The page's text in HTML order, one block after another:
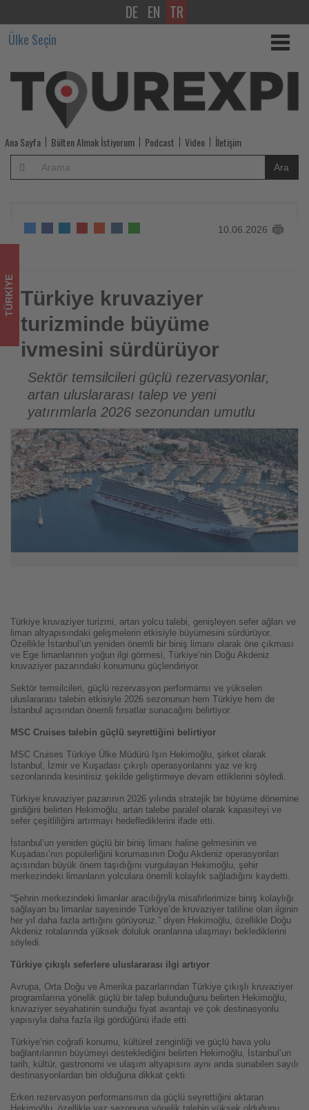
Türkiye
kruvaziyer
turizminde
büyüme
ivmesini
sürdürüyor
Tourexpi,
sizler
için
turizmde
olup
bitenleri
takip
ediyor!
DE EN TR
Ülke Seçin
Ana Sayfa Bülten Almak İstiyorum Podcast Video İletişim
Ara
10.06.2026
Türkiye kruvaziyer turizminde büyüme ivmesini sürdürüyor
TÜRKIYE Türkiye kruvaziyer
turizminde büyüme
ivmesini sürdürüyor
Sektör temsilcileri güçlü rezervasyonlar,
artan uluslararası talep ve yeni
yatırımlarla 2026 sezonundan umutlu
Türkiye kruvaziyer turizmi, artan yolcu talebi, genişleyen sefer ağları ve
liman altyapısındaki gelişmelerin etkisiyle büyümesini sürdürüyor.
Özellikle İstanbul’un yeniden önemli bir biniş limanı olarak öne çıkması
ve Ege limanlarının yoğun ilgi görmesi, Türkiye’nin Doğu Akdeniz
kruvaziyer pazarındaki konumunu güçlendiriyor.
Sektör temsilcileri, güçlü rezervasyon performansı ve yükselen
uluslararası talebin etkisiyle 2026 sezonunun hem Türkiye hem de
İstanbul açısından önemli fırsatlar sunacağını belirtiyor.
MSC Cruises talebin güçlü seyrettiğini belirtiyor
MSC Cruises Türkiye Ülke Müdürü Işın Hekimoğlu, şirket olarak
İstanbul, İzmir ve Kuşadası çıkışlı operasyonlarını yaz ve kış
sezonlarında kesintisiz şekilde geliştirmeye devam ettiklerini söyledi.
Türkiye kruvaziyer pazarının 2026 yılında stratejik bir büyüme dönemine
girdiğini belirten Hekimoğlu, artan talebe paralel olarak kapasiteyi ve
sefer çeşitliliğini artırmayı hedeflediklerini ifade etti.
İstanbul’un yeniden güçlü bir biniş limanı haline gelmesinin ve
Kuşadası’nın popülerliğini korumasının Doğu Akdeniz operasyonları
açısından büyük önem taşıdığını vurgulayan Hekimoğlu, şehir
merkezindeki limanların yolculara önemli kolaylık sağladığını kaydetti.
“Şehrin merkezindeki limanlar aracılığıyla misafirlerimize biniş kolaylığı
sağlayan bu limanlar sayesinde Türkiye’de kruvaziyer tatiline olan ilginin
her yıl daha fazla arttığını görüyoruz.” diyen Hekimoğlu, özellikle Doğu
Akdeniz rotalarında yüksek doluluk oranlarına ulaşmayı beklediklerini
söyledi.
Türkiye çıkışlı seferlere uluslararası ilgi artıyor
Avrupa, Orta Doğu ve Amerika pazarlarından Türkiye çıkışlı kruvaziyer
programlarına yönelik güçlü bir talep bulunduğunu belirten Hekimoğlu,
kruvaziyer seyahatinin sunduğu fiyat avantajı ve çok destinasyonlu
yapısıyla daha fazla ilgi gördüğünü ifade etti.
Türkiye’nin coğrafi konumu, kültürel zenginliği ve güçlü hava yolu
bağlantılarının büyümeyi desteklediğini belirten Hekimoğlu, İstanbul’un
tarih, kültür, gastronomi ve ulaşım altyapısını aynı anda sunabilen sayılı
destinasyonlardan biri olduğuna dikkat çekti.
Erken rezervasyon performansının da güçlü seyrettiğini aktaran